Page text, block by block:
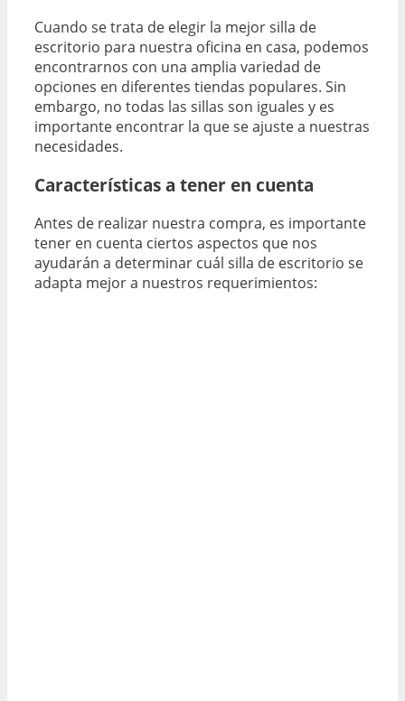
Cuando se trata de elegir la mejor silla de
escritorio para nuestra oficina en casa, podemos
encontrarnos con una amplia variedad de
opciones en diferentes tiendas populares. Sin
embargo, no todas las sillas son iguales y es
importante encontrar la que se ajuste a nuestras
necesidades.
Características a tener en cuenta
Antes de realizar nuestra compra, es importante
tener en cuenta ciertos aspectos que nos
ayudarán a determinar cuál silla de escritorio se
adapta mejor a nuestros requerimientos: